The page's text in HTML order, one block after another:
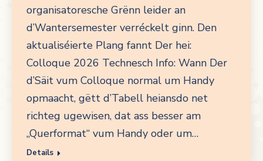
organisatoresche Grënn leider an
d’Wantersemester verréckelt ginn. Den
aktualiséierte Plang fannt Der hei:
Colloque 2026 Technesch Info: Wann Der
d’Säit vum Colloque normal um Handy
opmaacht, gëtt d’Tabell heiansdo net
richteg ugewisen, dat ass besser am
„Querformat“ vum Handy oder um…
Details